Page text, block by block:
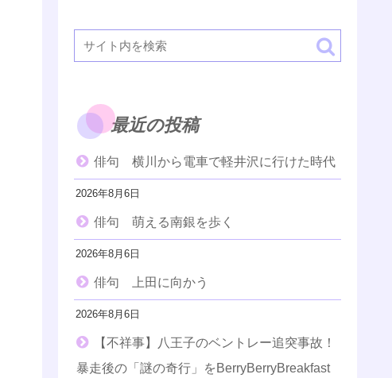
最近の投稿
俳句 横川から電車で軽井沢に行けた時代
2026年8月6日
俳句 萌える南銀を歩く
2026年8月6日
俳句 上田に向かう
2026年8月6日
【不祥事】八王子のベントレー追突事故！
暴走後の「謎の奇行」をBerryBerryBreakfast